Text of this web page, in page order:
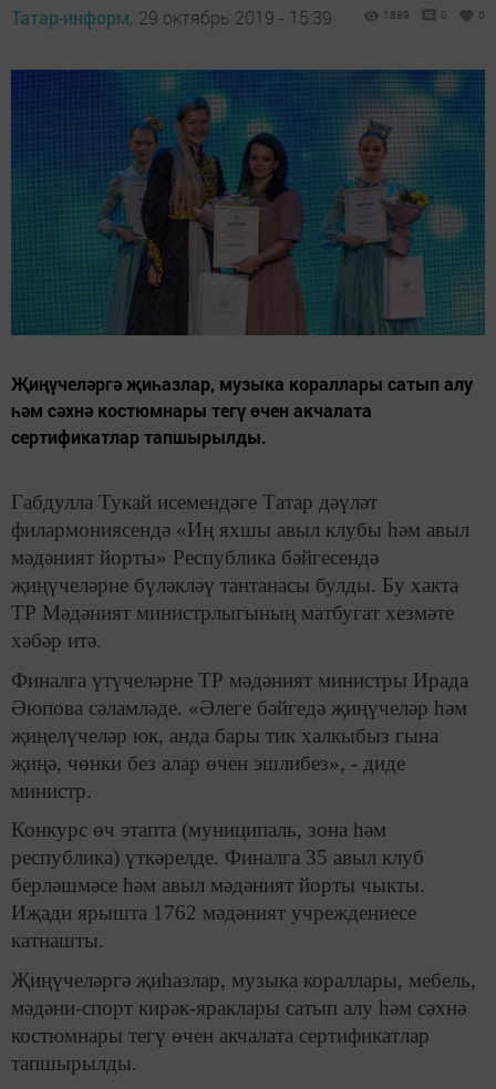
Татар-информ, 29 октябрь 2019 - 15:39 1889 0 0
Җиңүчеләргә җиһазлар, музыка кораллары сатып алу
һәм сәхнә костюмнары тегү өчен акчалата
сертификатлар тапшырылды.
Габдулла Тукай исемендәге Татар дәүләт
филармониясендә «Иң яхшы авыл клубы һәм авыл
мәдәният йорты» Республика бәйгесендә
җиңүчеләрне бүләкләү тантанасы булды. Бу хакта
ТР Мәдәният министрлыгының матбугат хезмәте
хәбәр итә.
Финалга үтүчеләрне ТР мәдәният министры Ирада
Әюпова сәламләде. «Әлеге бәйгедә җиңүчеләр һәм
җиңелүчеләр юк, анда бары тик халкыбыз гына
җиңә, чөнки без алар өчен эшлибез», - диде
министр.
Конкурс өч этапта (муниципаль, зона һәм
республика) үткәрелде. Финалга 35 авыл клуб
берләшмәсе һәм авыл мәдәният йорты чыкты.
Иҗади ярышта 1762 мәдәният учреждениесе
катнашты.
Җиңүчеләргә җиһазлар, музыка кораллары, мебель,
мәдәни-спорт кирәк-яраклары сатып алу һәм сәхнә
костюмнары тегү өчен акчалата сертификатлар
тапшырылды.